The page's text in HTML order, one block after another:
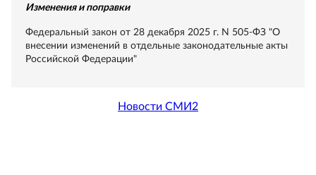
Изменения и поправки
Федеральный закон от 28 декабря 2025 г. N 505-ФЗ "О
внесении изменений в отдельные законодательные акты
Российской Федерации"
Новости СМИ2